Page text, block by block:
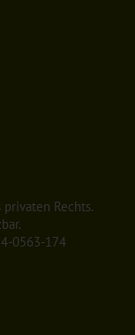
Rechts.
0563-174